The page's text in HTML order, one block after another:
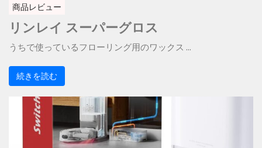
商品レビュー
リンレイ スーパーグロス
うちで使っているフローリング用のワックス ...
続きを読む